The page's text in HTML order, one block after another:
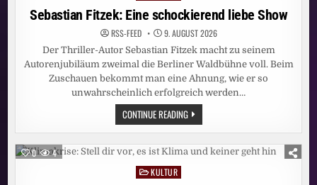
in
Sebastian Fitzek: Eine schockierend liebe Show
RSS-FEED 9. AUGUST 2026
Der Thriller-Autor Sebastian Fitzek macht zu seinem
Autorenjubiläum zweimal die Berliner Waldbühne voll. Beim
Zuschauen bekommt man eine Ahnung, wie er so
unwahrscheinlich erfolgreich werden…
CONTINUE READINGSEBASTIAN
FITZEK:
EINE
SCHOCKIEREND
LIEBE
0 4
PostedKULTUR